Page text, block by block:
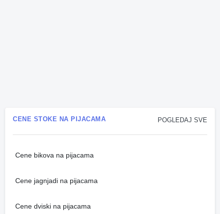
POGLEDAJ SVE
CENE STOKE NA PIJACAMA
Cene bikova na pijacama
Cene jagnjadi na pijacama
Cene dviski na pijacama